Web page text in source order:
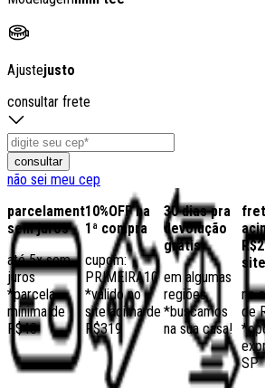
Ajustejusto
consultar frete
consultar
não sei meu cep
parcelamento
sem juros
até 5x sem
juros
*parcela
mínima de
R$40
10%OFF na
1ª compra
cupom:
PRIMEIRA10
*válido no
site acima de
R$319
30 dias pra
devolução
grátis
em algumas
regiões,
*buscamos
na sua casa!
site
no
de
SP